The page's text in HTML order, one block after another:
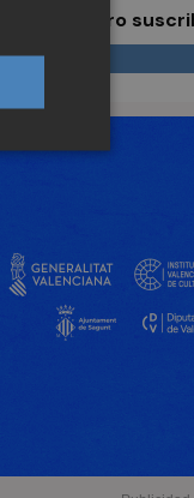
¡Quiero